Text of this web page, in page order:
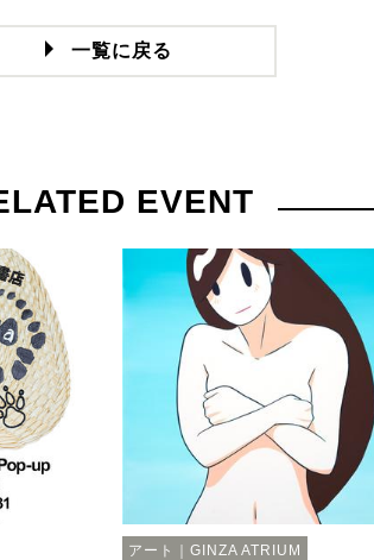
一覧に戻る
EVENT
アート｜GINZA ATRIUM